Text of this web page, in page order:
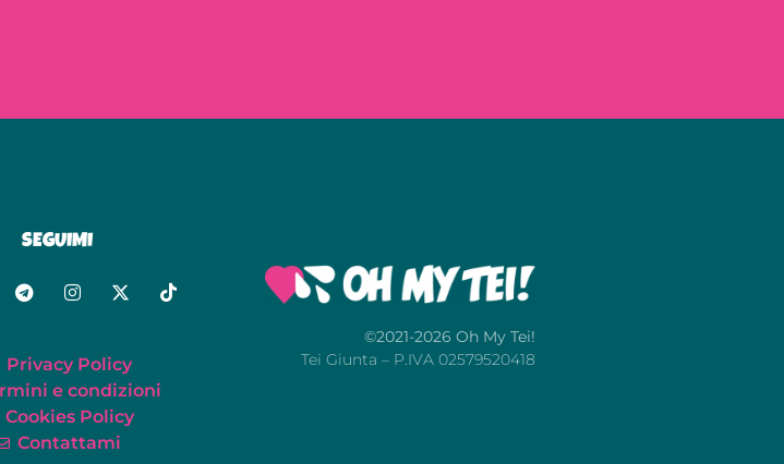
SEGUIMI
Privacy Policy
e condizioni
Cookies Policy
Contattami
©2021-2026 Oh My Tei!
Tei Giunta – P.IVA 02579520418